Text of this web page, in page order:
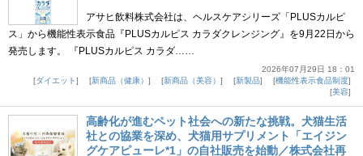
アサヒ飲料株式会社は、ヘルスケアシリーズ「PLUSカルピ
ス」から機能性表示食品『PLUSカルピス カラダクレンジング』を9月22日から
発売します。 『PLUSカルピス カラダ……
2026年07月29日 18：01
ダイエット
新商品（健康） 新商品（美容） 新製品
機能性表示食品制度
美容
高齢化が進むペット社会への新たな挑戦。犬猫生活
社との協業を深め、犬猫用サプリメント「エイジン
グケアピューレ*1」の自社販売を始動／株式会社再